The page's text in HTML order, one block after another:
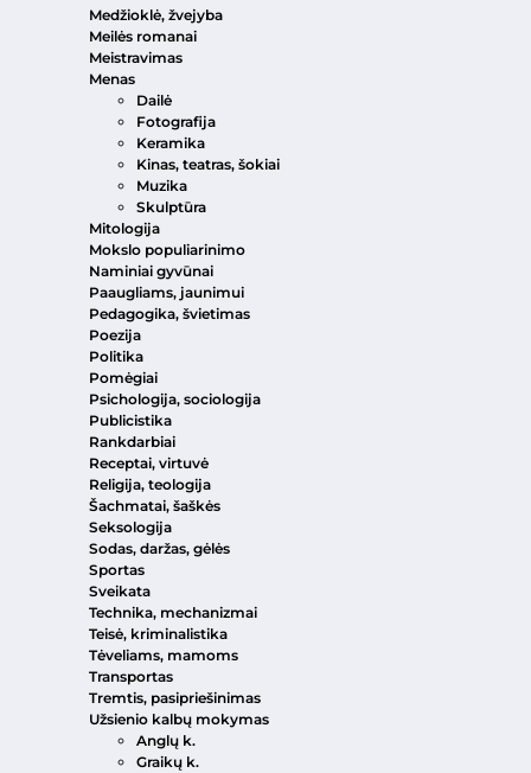
Medžioklė, žvejyba
Meilės romanai
Meistravimas
Menas
Dailė
Fotografija
Keramika
Kinas, teatras, šokiai
Muzika
Skulptūra
Mitologija
Mokslo populiarinimo
Naminiai gyvūnai
Paaugliams, jaunimui
Pedagogika, švietimas
Poezija
Politika
Pomėgiai
Psichologija, sociologija
Publicistika
Rankdarbiai
Receptai, virtuvė
Religija, teologija
Šachmatai, šaškės
Seksologija
Sodas, daržas, gėlės
Sportas
Sveikata
Technika, mechanizmai
Teisė, kriminalistika
Tėveliams, mamoms
Transportas
Tremtis, pasipriešinimas
Užsienio kalbų mokymas
Anglų k.
Graikų k.